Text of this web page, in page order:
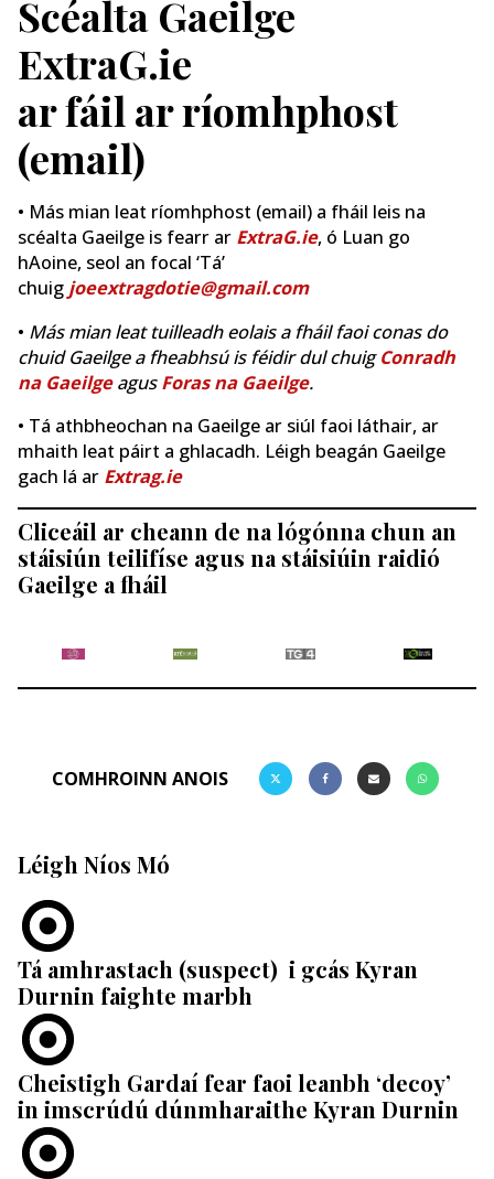
Scéalta Gaeilge
ExtraG.ie
ar fáil ar ríomhphost
(email)
• Más mian leat ríomhphost (email) a fháil leis na
scéalta Gaeilge is fearr ar ExtraG.ie, ó Luan go
hAoine, seol an focal ‘Tá’
chuig joeextragdotie@gmail.com
• Más mian leat tuilleadh eolais a fháil faoi conas do
chuid Gaeilge a fheabhsú is féidir dul chuigConradh
na GaeilgeagusForas na Gaeilge.
• Tá athbheochan na Gaeilge ar siúl faoi láthair, ar
mhaith leat páirt a ghlacadh. Léigh beagán Gaeilge
gach lá ar Extrag.ie
Cliceáil ar cheann de na lógónna chun an
stáisiún teilifíse agus na stáisiúin raidió
Gaeilge a fháil
COMHROINN ANOIS
Léigh Níos Mó
Tá amhrastach (suspect) i gcás Kyran
Durnin faighte marbh
Cheistigh Gardaí fear faoi leanbh ‘decoy’
in imscrúdú dúnmharaithe Kyran Durnin